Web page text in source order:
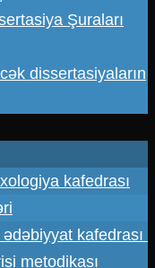
Şuraları
dissertasiyaların
kafedrası
kafedrası
metodikası